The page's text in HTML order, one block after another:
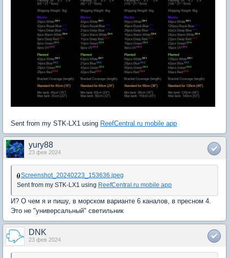
Sent from my STK-LX1 using ReefCentral.ru mobile app
yury88
23 фев 2024
Screenshot_20240223_153636.jpeg
Sent from my STK-LX1 using ReefCentral.ru mobile app
И? О чем я и пишу, в морском варианте 6 каналов, в пресном 4.
Это не "универсальный" светильник
DNK
23 фев 2024